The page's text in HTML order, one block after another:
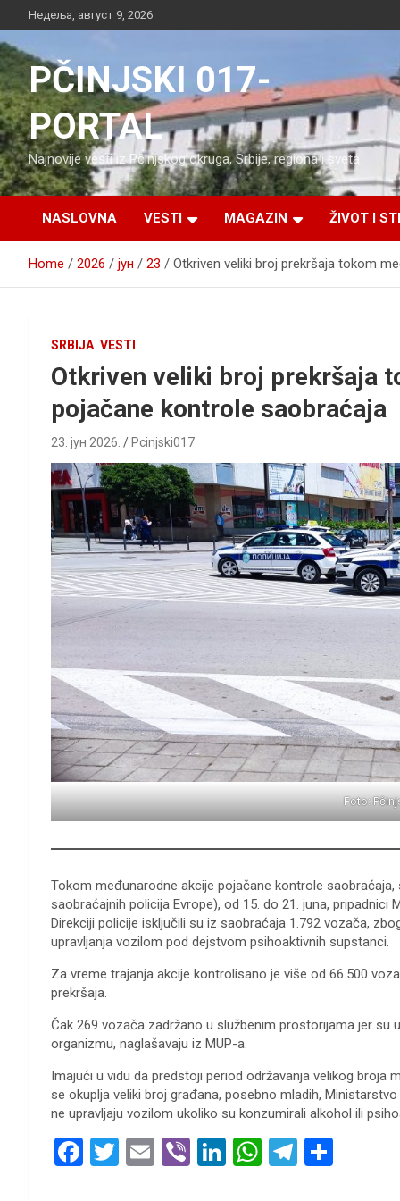
to
content
Недеља, август 9, 2026
PČINJSKI 017-
PORTAL
Najnovije vesti iz Pčinjskog okruga, Srbije, regiona i sveta
NASLOVNA VESTI MAGAZIN ŽIVOT I
Home 2026 јун 23 Otkriven veliki broj prekršaja tokom
SRBIJA VESTI
Otkriven veliki broj prekršaja
pojačane kontrole saobraćaja
23. јун 2026. Pcinjski017
Foto:
Tokom međunarodne akcije pojačane kontrole
saobraćajnih policija Evrope), od 15. do 21. juna,
Direkciji policije isklјučili su iz saobraćaja 1.792 vozača,
upravlјanja vozilom pod dejstvom psihoaktivnih supstanci.
Za vreme trajanja akcije kontrolisano je više od 66.500
prekršaja.
Čak 269 vozača zadržano u službenim prostorijama jer su
organizmu, naglašavaju iz MUP-a.
Imajući u vidu da predstoji period održavanja velikog
se okuplјa veliki broj građana, posebno mladih,
ne upravlјaju vozilom ukoliko su konzumirali alkohol ili
F
T
E
Vi Li
W T